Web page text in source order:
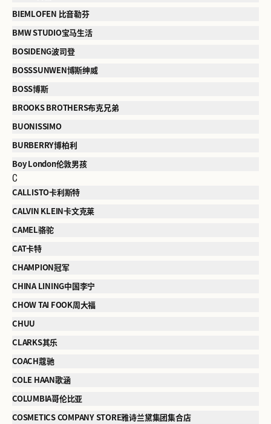
BIEMLOFEN 比音勒芬
BMW STUDIO宝马生活
BOSIDENG波司登
BOSSSUNWEN博斯绅威
BOSS博斯
BROOKS BROTHERS布克兄弟
BUONISSIMO
BURBERRY博柏利
Boy London伦敦男孩
C
CALLISTO卡利斯特
CALVIN KLEIN卡文克莱
CAMEL骆驼
CAT卡特
CHAMPION冠军
CHINA LINING中国李宁
CHOW TAI FOOK周大福
CHUU
CLARKS其乐
COACH蔻驰
COLE HAAN歌涵
COLUMBIA哥伦比亚
COSMETICS COMPANY STORE雅诗兰黛集团集合店